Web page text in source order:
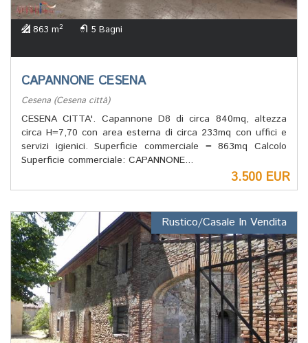
863 m2 5 Bagni
CAPANNONE CESENA
Cesena (Cesena città)
CESENA CITTA'. Capannone D8 di circa 840mq, altezza
circa H=7,70 con area esterna di circa 233mq con uffici e
servizi igienici. Superficie commerciale = 863mq Calcolo
Superficie commerciale: CAPANNONE...
3.500 EUR
Rustico/Casale In Vendita